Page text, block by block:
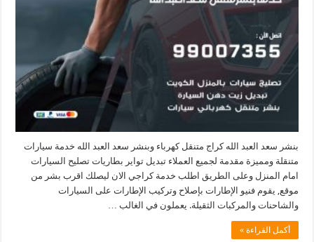
بنشر سعد العبد الله كراج متنقل كهرباء وبنشر سعد العبد الله خدمة سيارات
متنقلة ومميزة مقدمة لجميع العملاء تبديل تواير بطاريات تصليح السيارات
امام المنزل وعلى الطريق اطلب خدمة كراجي الان ليصلك اقرب بشر من
موقع, يقوم فنيو الإطارات بإصلاح وتركيب الإطارات على السيارات
والشاحنات والمركبات الثقيلة. يعملون في الغالب …
أكمل القراءة »